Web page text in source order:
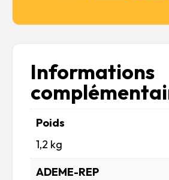
Informations
Poids
1,2 kg
ADEME-REP